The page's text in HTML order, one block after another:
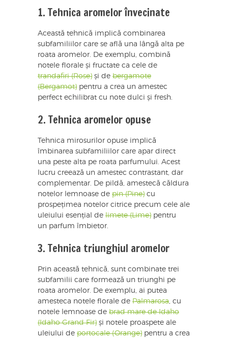
1. Tehnica aromelor învecinate
Această tehnică implică combinarea
subfamiliilor care se află una lângă alta pe
roata aromelor. De exemplu, combină
notele florale și fructate ca cele de
trandafiri (Rose) și de bergamote
(Bergamot) pentru a crea un amestec
perfect echilibrat cu note dulci și fresh.
2. Tehnica aromelor opuse
Tehnica mirosurilor opuse implică
îmbinarea subfamiliilor care apar direct
una peste alta pe roata parfumului. Acest
lucru creează un amestec contrastant, dar
complementar. De pildă, amestecă căldura
notelor lemnoase de pin (Pine) cu
prospețimea notelor citrice precum cele ale
uleiului esențial de limete (Lime) pentru
un parfum îmbietor.
3. Tehnica triunghiul aromelor
Prin această tehnică, sunt combinate trei
subfamilii care formează un triunghi pe
roata aromelor. De exemplu, ai putea
amesteca notele florale de Palmarosa, cu
notele lemnoase de brad mare de Idaho
(Idaho Grand Fir) și notele proaspete ale
uleiului de portocale (Orange) pentru a crea